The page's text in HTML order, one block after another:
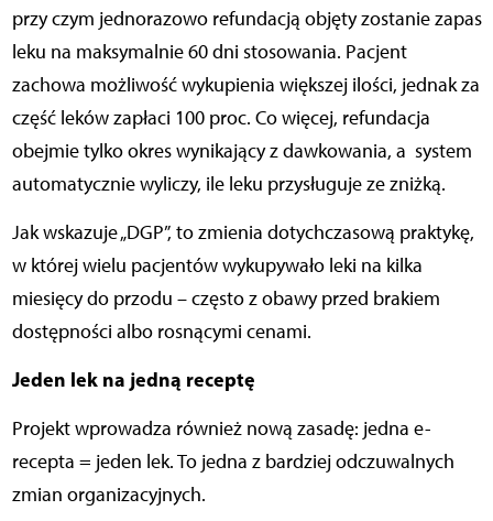
przy czym jednorazowo refundacją objęty zostanie zapas
leku na maksymalnie 60 dni stosowania. Pacjent
zachowa możliwość wykupienia większej ilości, jednak za
część leków zapłaci 100 proc. Co więcej, refundacja
obejmie tylko okres wynikający z dawkowania, a system
automatycznie wyliczy, ile leku przysługuje ze zniżką.
Jak wskazuje „DGP”, to zmienia dotychczasową praktykę,
w której wielu pacjentów wykupywało leki na kilka
miesięcy do przodu – często z obawy przed brakiem
dostępności albo rosnącymi cenami.
Jeden lek na jedną receptę
Projekt wprowadza również nową zasadę: jedna e-
recepta = jeden lek. To jedna z bardziej odczuwalnych
zmian organizacyjnych.